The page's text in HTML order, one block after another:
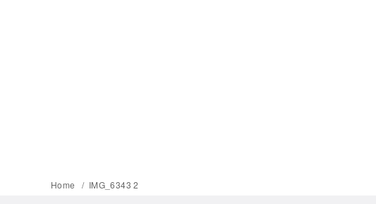
Home IMG_6343 2